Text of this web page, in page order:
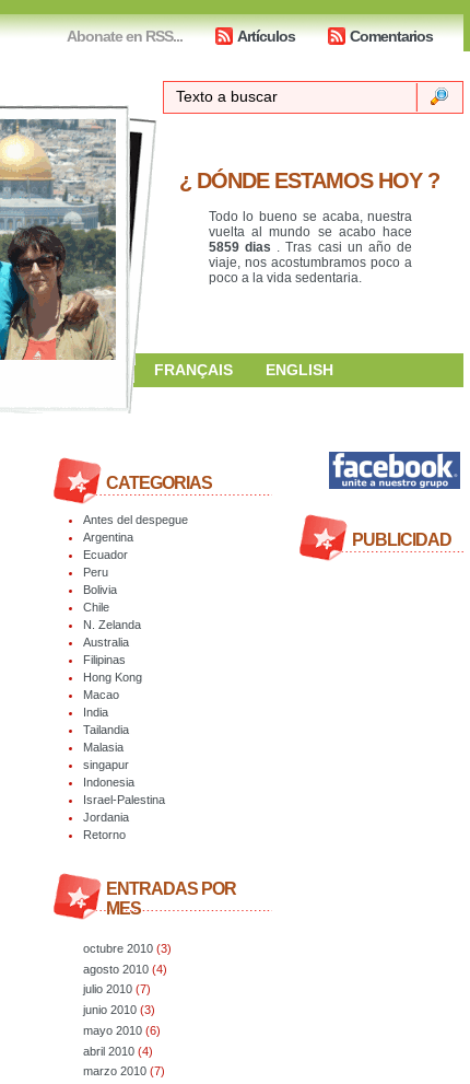
Abonate en RSS... Artículos Comentarios
¿ DÓNDE ESTAMOS HOY ?
Todo lo bueno se acaba, nuestra
vuelta al mundo se acabo hace
5859 dias . Tras casi un año de
viaje, nos acostumbramos poco a
poco a la vida sedentaria.
FRANÇAIS
ENGLISH
CATEGORIAS
Antes del despegue
Argentina
Ecuador
Peru
Bolivia
Chile
N. Zelanda
Australia
Filipinas
Hong Kong
Macao
India
Tailandia
Malasia
singapur
Indonesia
Israel-Palestina
Jordania
Retorno
ENTRADAS POR
MES
octubre 2010(3)
agosto 2010(4)
julio 2010(7)
junio 2010(3)
mayo 2010(6)
abril 2010(4)
marzo 2010(7)
PUBLICIDAD